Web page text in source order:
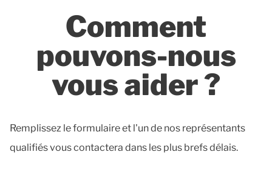
Comment
pouvons-nous
vous aider ?
Remplissez le formulaire et l'un de nos représentants
qualifiés vous contactera dans les plus brefs délais.